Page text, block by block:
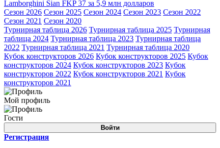
Lamborghini Sian FKP 37 за 5,9 млн долларов
Сезон 2026 Сезон 2025 Сезон 2024 Сезон 2023 Сезон 2022
Сезон 2021 Сезон 2020
Турнирная таблица 2026 Турнирная таблица 2025 Турнирная
таблица 2024 Турнирная таблица 2023 Турнирная таблица
2022 Турнирная таблица 2021 Турнирная таблица 2020
Кубок конструкторов 2026 Кубок конструкторов 2025 Кубок
конструкторов 2024 Кубок конструкторов 2023 Кубок
конструкторов 2022 Кубок конструкторов 2021 Кубок
конструкторов 2021
Мой профиль
Гости
Войти
Регистрация